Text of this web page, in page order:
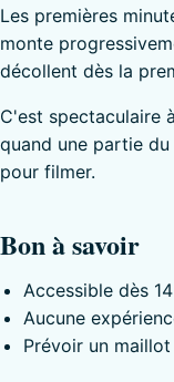
Les premières
monte
décollent dès la
C'est spectaculaire
quand une partie
pour filmer.
Bon à savoir
Accessible dès
Aucune
Prévoir un